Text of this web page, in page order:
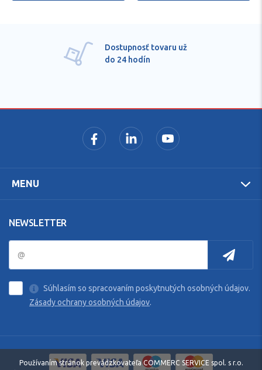
Dostupnosť tovaru už
do 24 hodín
MENU
NEWSLETTER
Súhlasím so spracovaním poskytnutých osobných údajov.
Zásady ochrany osobných údajov.
Používaním stránok prevádzkovateľa COMMERC SERVICE spol. s r.o.